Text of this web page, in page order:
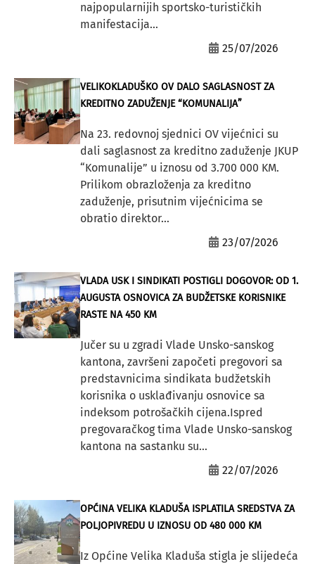
najpopularnijih sportsko-turističkih
manifestacija...
25/07/2026
VELIKOKLADUŠKO OV DALO SAGLASNOST ZA
KREDITNO ZADUŽENJE “KOMUNALIJA”
Na 23. redovnoj sjednici OV vijećnici su
dali saglasnost za kreditno zaduženje JKUP
“Komunalije” u iznosu od 3.700 000 KM.
Prilikom obrazloženja za kreditno
zaduženje, prisutnim vijećnicima se
obratio direktor...
23/07/2026
VLADA USK I SINDIKATI POSTIGLI DOGOVOR: OD 1.
AUGUSTA OSNOVICA ZA BUDŽETSKE KORISNIKE
RASTE NA 450 KM
Jučer su u zgradi Vlade Unsko-sanskog
kantona, završeni započeti pregovori sa
predstavnicima sindikata budžetskih
korisnika o usklađivanju osnovice sa
indeksom potrošačkih cijena.Ispred
pregovaračkog tima Vlade Unsko-sanskog
kantona na sastanku su...
22/07/2026
OPĆINA VELIKA KLADUŠA ISPLATILA SREDSTVA ZA
POLJOPIVREDU U IZNOSU OD 480 000 KM
Iz Općine Velika Kladuša stigla je slijedeća